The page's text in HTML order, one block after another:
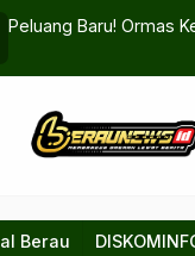
Peluang Baru! Ormas
Eks-PKP2B
Berau